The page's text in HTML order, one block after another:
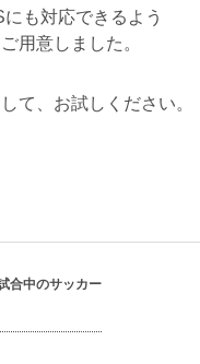
も対応できるよう
用意しました。
て、お試しください。
合中のサッカー